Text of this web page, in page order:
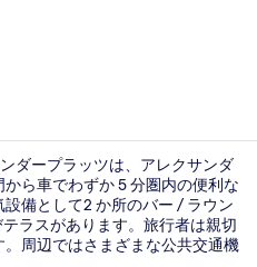
ダープラッツは、アレクサンダ
ら車でわずか 5 分圏内の便利な
備として2 か所のバー / ラウン
ラスがあります。旅行者は親切
周辺ではさまざまな公共交通機